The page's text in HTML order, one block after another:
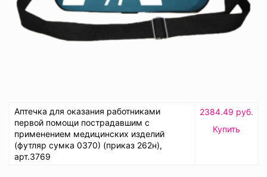
Аптечка для оказания работниками
первой помощи пострадавшим с
применением медицинских изделий
(футляр сумка 0370) (приказ 262н),
арт.3769
2384.49 руб.
Купить